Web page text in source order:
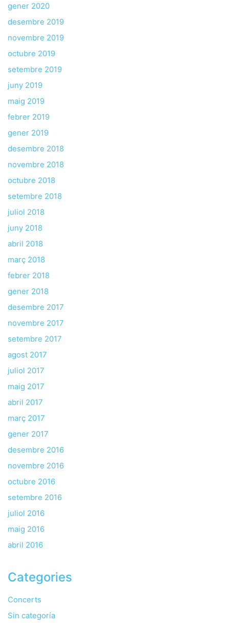
gener 2020
desembre 2019
novembre 2019
octubre 2019
setembre 2019
juny 2019
maig 2019
febrer 2019
gener 2019
desembre 2018
novembre 2018
octubre 2018
setembre 2018
juliol 2018
juny 2018
abril 2018
març 2018
febrer 2018
gener 2018
desembre 2017
novembre 2017
setembre 2017
agost 2017
juliol 2017
maig 2017
abril 2017
març 2017
gener 2017
desembre 2016
novembre 2016
octubre 2016
setembre 2016
juliol 2016
maig 2016
abril 2016
Categories
Concerts
Sin categoría